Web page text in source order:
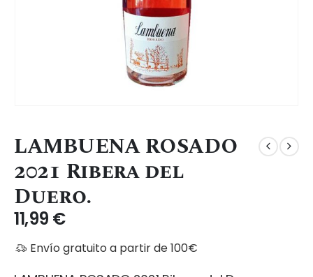
LAMBUENA ROSADO
2021 Ribera del
Duero.
11,99 €
Envío gratuito a partir de 100€